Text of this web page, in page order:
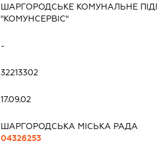
ШАРГОРОДСЬКЕ КОМУНАЛЬНЕ
"КОМУНСЕРВІС"
-
32213302
17.09.02
ШАРГОРОДСЬКА МІСЬКА РАДА
04326253